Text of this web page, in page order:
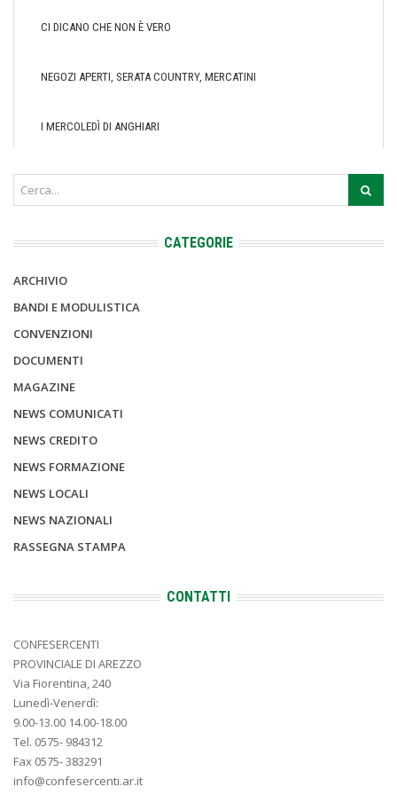
CI DICANO CHE NON È VERO
NEGOZI APERTI, SERATA COUNTRY, MERCATINI
I MERCOLEDÌ DI ANGHIARI
CATEGORIE
ARCHIVIO
BANDI E MODULISTICA
CONVENZIONI
DOCUMENTI
MAGAZINE
NEWS COMUNICATI
NEWS CREDITO
NEWS FORMAZIONE
NEWS LOCALI
NEWS NAZIONALI
RASSEGNA STAMPA
CONTATTI
CONFESERCENTI
PROVINCIALE DI AREZZO
Via Fiorentina, 240
Lunedì-Venerdì:
9.00-13.00 14.00-18.00
Tel. 0575- 984312
Fax 0575- 383291
info@confesercenti.ar.it